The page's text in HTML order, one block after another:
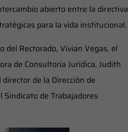
abierto entre la directiva
para la vida institucional.
del Rectorado, Vivian Vegas, el
de Consultoría Jurídica, Judith
de la Dirección de
de Trabajadores